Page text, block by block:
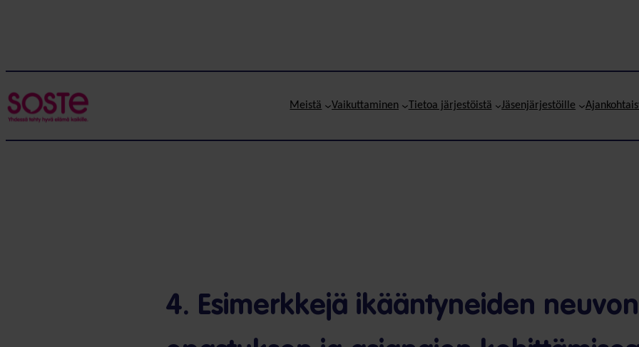
Meistä Vaikuttaminen Tietoa järjestöistä Jäsenjärjestöille
4. Esimerkkejä ikääntyneiden